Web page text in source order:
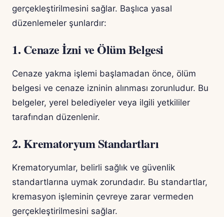
gerçekleştirilmesini sağlar. Başlıca yasal
düzenlemeler şunlardır:
1. Cenaze İzni ve Ölüm Belgesi
Cenaze yakma işlemi başlamadan önce, ölüm
belgesi ve cenaze izninin alınması zorunludur. Bu
belgeler, yerel belediyeler veya ilgili yetkililer
tarafından düzenlenir.
2. Krematoryum Standartları
Krematoryumlar, belirli sağlık ve güvenlik
standartlarına uymak zorundadır. Bu standartlar,
kremasyon işleminin çevreye zarar vermeden
gerçekleştirilmesini sağlar.